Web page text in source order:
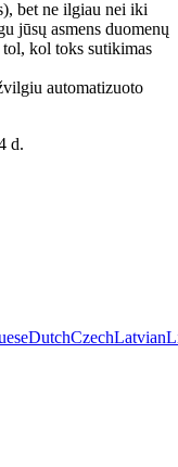
bet ne ilgiau nei iki
jūsų asmens duomenų
kol toks sutikimas
automatizuoto
d.
DutchCzechLatvian